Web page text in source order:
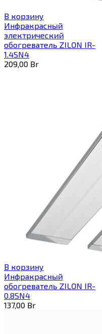
В корзину
Инфракрасный
электрический
обогреватель ZILON IR-
1.4SN4
209,00 Br
В корзину
Инфракрасный
обогреватель ZILON IR-
0.8SN4
137,00 Br